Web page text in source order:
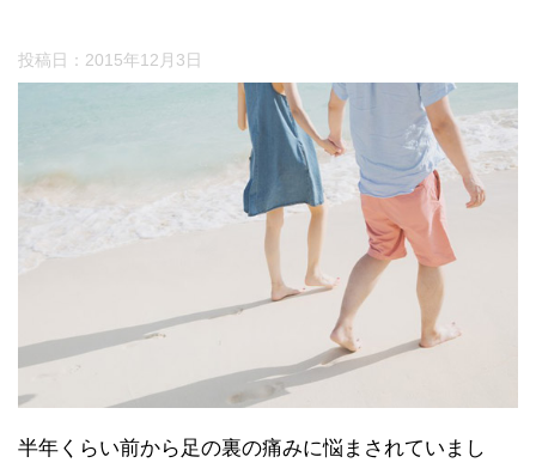
投稿日： 2015年12月3日
半年くらい前から足の裏の痛みに悩まされていまし